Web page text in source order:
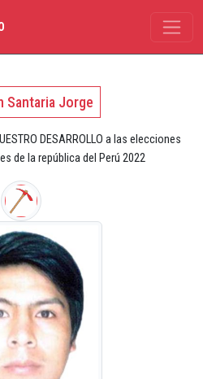
Santaria Jorge
DESARROLLO a las elecciones
de la república del Perú 2022